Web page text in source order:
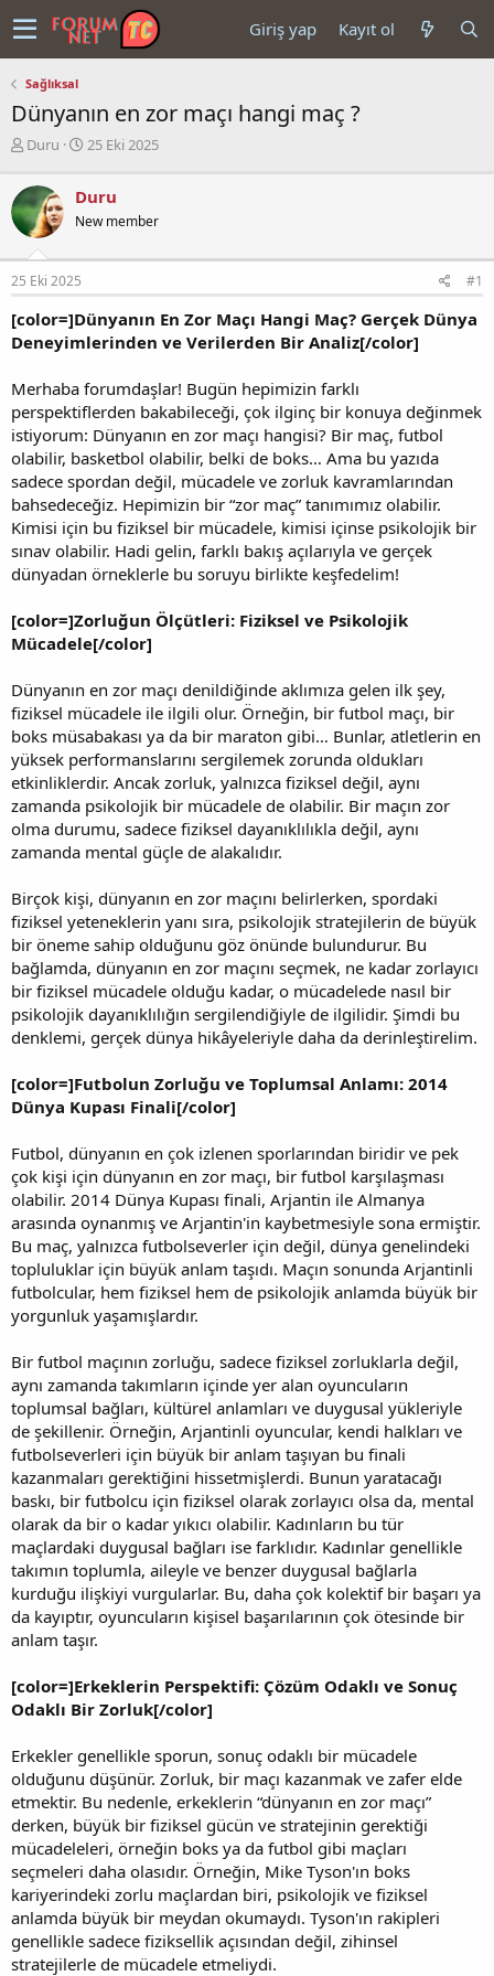
Giriş yap Kayıt ol
Sağlıksal
Dünyanın en zor maçı hangi maç ?
K
n
u
y
u
b
a
l
a
a
n
Duru
B
l
a
g
t
a
i
h
i
25 Eki 2025
Duru
New member
25 Eki 2025 #1
[color=]Dünyanın En Zor Maçı Hangi Maç? Gerçek Dünya
Deneyimlerinden ve Verilerden Bir Analiz[/color]
Merhaba forumdaşlar! Bugün hepimizin farklı
perspektiflerden bakabileceği, çok ilginç bir konuya değinmek
istiyorum: Dünyanın en zor maçı hangisi? Bir maç, futbol
olabilir, basketbol olabilir, belki de boks… Ama bu yazıda
sadece spordan değil, mücadele ve zorluk kavramlarından
bahsedeceğiz. Hepimizin bir “zor maç” tanımımız olabilir.
Kimisi için bu fiziksel bir mücadele, kimisi içinse psikolojik bir
sınav olabilir. Hadi gelin, farklı bakış açılarıyla ve gerçek
dünyadan örneklerle bu soruyu birlikte keşfedelim!
[color=]Zorluğun Ölçütleri: Fiziksel ve Psikolojik
Mücadele[/color]
Dünyanın en zor maçı denildiğinde aklımıza gelen ilk şey,
fiziksel mücadele ile ilgili olur. Örneğin, bir futbol maçı, bir
boks müsabakası ya da bir maraton gibi… Bunlar, atletlerin en
yüksek performanslarını sergilemek zorunda oldukları
etkinliklerdir. Ancak zorluk, yalnızca fiziksel değil, aynı
zamanda psikolojik bir mücadele de olabilir. Bir maçın zor
olma durumu, sadece fiziksel dayanıklılıkla değil, aynı
zamanda mental güçle de alakalıdır.
Birçok kişi, dünyanın en zor maçını belirlerken, spordaki
fiziksel yeteneklerin yanı sıra, psikolojik stratejilerin de büyük
bir öneme sahip olduğunu göz önünde bulundurur. Bu
bağlamda, dünyanın en zor maçını seçmek, ne kadar zorlayıcı
bir fiziksel mücadele olduğu kadar, o mücadelede nasıl bir
psikolojik dayanıklılığın sergilendiğiyle de ilgilidir. Şimdi bu
denklemi, gerçek dünya hikâyeleriyle daha da derinleştirelim.
[color=]Futbolun Zorluğu ve Toplumsal Anlamı: 2014
Dünya Kupası Finali[/color]
Futbol, dünyanın en çok izlenen sporlarından biridir ve pek
çok kişi için dünyanın en zor maçı, bir futbol karşılaşması
olabilir. 2014 Dünya Kupası finali, Arjantin ile Almanya
arasında oynanmış ve Arjantin'in kaybetmesiyle sona ermiştir.
Bu maç, yalnızca futbolseverler için değil, dünya genelindeki
topluluklar için büyük anlam taşıdı. Maçın sonunda Arjantinli
futbolcular, hem fiziksel hem de psikolojik anlamda büyük bir
yorgunluk yaşamışlardır.
Bir futbol maçının zorluğu, sadece fiziksel zorluklarla değil,
aynı zamanda takımların içinde yer alan oyuncuların
toplumsal bağları, kültürel anlamları ve duygusal yükleriyle
de şekillenir. Örneğin, Arjantinli oyuncular, kendi halkları ve
futbolseverleri için büyük bir anlam taşıyan bu finali
kazanmaları gerektiğini hissetmişlerdi. Bunun yaratacağı
baskı, bir futbolcu için fiziksel olarak zorlayıcı olsa da, mental
olarak da bir o kadar yıkıcı olabilir. Kadınların bu tür
maçlardaki duygusal bağları ise farklıdır. Kadınlar genellikle
takımın toplumla, aileyle ve benzer duygusal bağlarla
kurduğu ilişkiyi vurgularlar. Bu, daha çok kolektif bir başarı ya
da kayıptır, oyuncuların kişisel başarılarının çok ötesinde bir
anlam taşır.
[color=]Erkeklerin Perspektifi: Çözüm Odaklı ve Sonuç
Odaklı Bir Zorluk[/color]
Erkekler genellikle sporun, sonuç odaklı bir mücadele
olduğunu düşünür. Zorluk, bir maçı kazanmak ve zafer elde
etmektir. Bu nedenle, erkeklerin “dünyanın en zor maçı”
derken, büyük bir fiziksel gücün ve stratejinin gerektiği
mücadeleleri, örneğin boks ya da futbol gibi maçları
seçmeleri daha olasıdır. Örneğin, Mike Tyson'ın boks
kariyerindeki zorlu maçlardan biri, psikolojik ve fiziksel
anlamda büyük bir meydan okumaydı. Tyson'ın rakipleri
genellikle sadece fiziksellik açısından değil, zihinsel
stratejilerle de mücadele etmeliydi.